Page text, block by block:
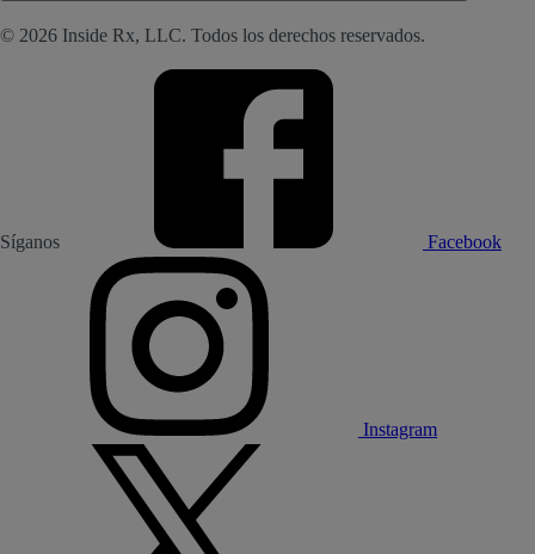
© 2026 Inside Rx, LLC. Todos los derechos reservados.
Síganos Facebook
Instagram